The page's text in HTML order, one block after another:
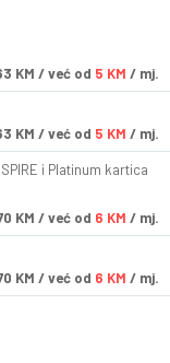
KM / već od 5 KM / mj.
KM / već od 5 KM / mj.
i Platinum kartica
KM / već od 6 KM / mj.
KM / već od 6 KM / mj.